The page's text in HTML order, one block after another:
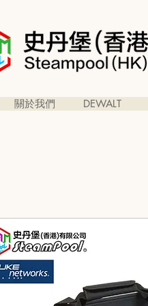
關於我們 DEWALT